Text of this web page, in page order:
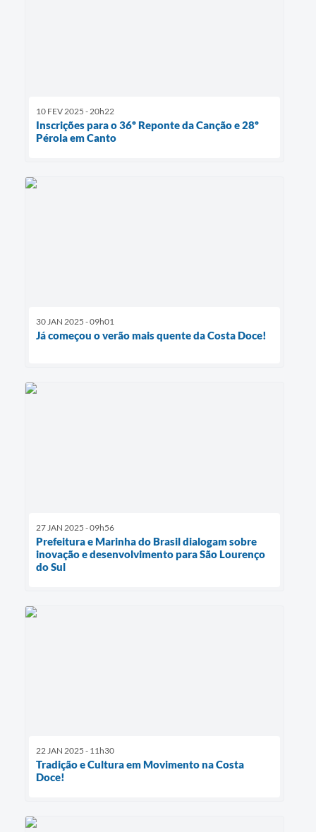
10 FEV 2025 - 20h22
Inscrições para o 36º Reponte da Canção e 28º
Pérola em Canto
30 JAN 2025 - 09h01
Já começou o verão mais quente da Costa Doce!
27 JAN 2025 - 09h56
Prefeitura e Marinha do Brasil dialogam sobre
inovação e desenvolvimento para São Lourenço
do Sul
22 JAN 2025 - 11h30
Tradição e Cultura em Movimento na Costa
Doce!